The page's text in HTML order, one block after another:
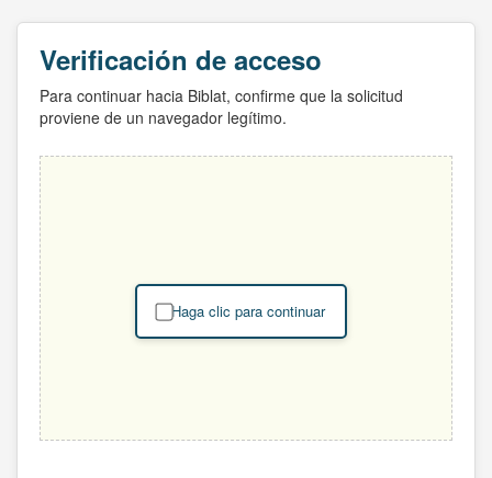
Verificación de acceso
Para continuar hacia Biblat, confirme que la solicitud
proviene de un navegador legítimo.
Haga clic para continuar